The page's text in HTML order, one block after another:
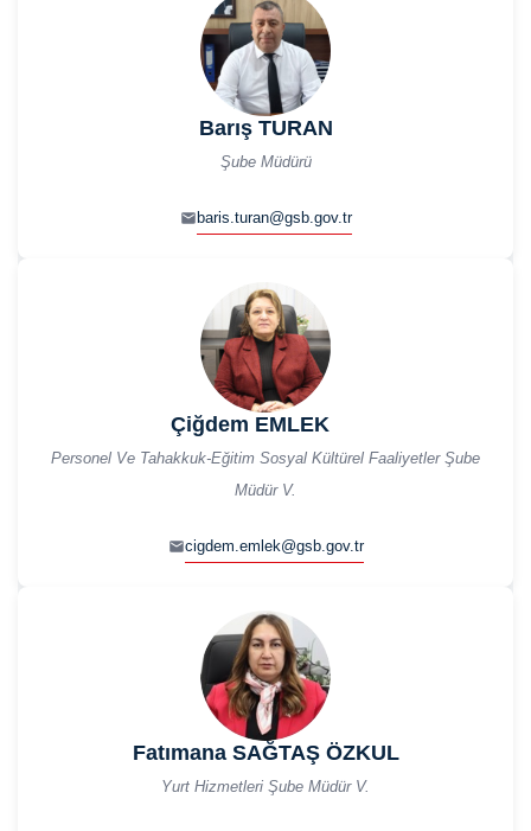
Barış TURAN
Şube Müdürü
baris.turan@gsb.gov.tr
Çiğdem EMLEK
Personel Ve Tahakkuk-Eğitim Sosyal Kültürel Faaliyetler Şube
Müdür V.
cigdem.emlek@gsb.gov.tr
Fatımana SAĞTAŞ ÖZKUL
Yurt Hizmetleri Şube Müdür V.